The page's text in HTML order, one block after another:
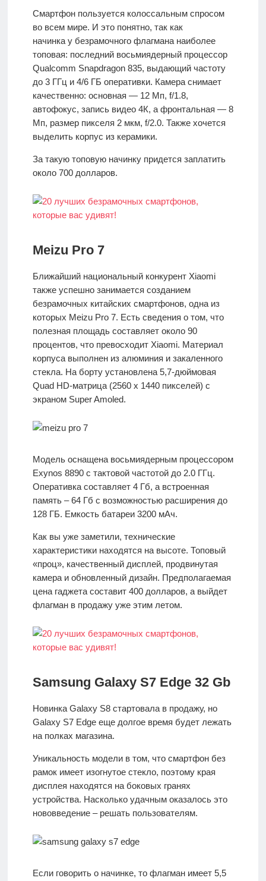
Смартфон пользуется колоссальным спросом
во всем мире. И это понятно, так как
начинка у безрамочного флагмана наиболее
топовая: последний восьмиядерный процессор
Qualcomm Snapdragon 835, выдающий частоту
до 3 ГГц и 4/6 ГБ оперативки. Камера снимает
качественно: основная — 12 Мп, f/1.8,
автофокус, запись видео 4К, а фронтальная — 8
Мп, размер пикселя 2 мкм, f/2.0. Также хочется
выделить корпус из керамики.
За такую топовую начинку придется заплатить
около 700 долларов.
Meizu Pro 7
Ближайший национальный конкурент Xiaomi
также успешно занимается созданием
безрамочных китайских смартфонов, одна из
которых Meizu Pro 7. Есть сведения о том, что
полезная площадь составляет около 90
процентов, что превосходит Xiaomi. Материал
корпуса выполнен из алюминия и закаленного
стекла. На борту установлена 5,7-дюймовая
Quad HD-матрица (2560 x 1440 пикселей) с
экраном Super Amoled.
Модель оснащена восьмиядерным процессором
Exynos 8890 с тактовой частотой до 2.0 ГГц.
Оперативка составляет 4 Гб, а встроенная
память – 64 Гб с возможностью расширения до
128 ГБ. Емкость батареи 3200 мАч.
Как вы уже заметили, технические
характеристики находятся на высоте. Топовый
«проц», качественный дисплей, продвинутая
камера и обновленный дизайн. Предполагаемая
цена гаджета составит 400 долларов, а выйдет
флагман в продажу уже этим летом.
Samsung Galaxy S7 Edge 32 Gb
Новинка Galaxy S8 стартовала в продажу, но
Galaxy S7 Edge еще долгое время будет лежать
на полках магазина.
Уникальность модели в том, что смартфон без
рамок имеет изогнутое стекло, поэтому края
дисплея находятся на боковых гранях
устройства. Насколько удачным оказалось это
нововведение – решать пользователям.
Если говорить о начинке, то флагман имеет 5,5